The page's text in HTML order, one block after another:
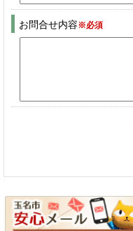
お問合せ内容※必須